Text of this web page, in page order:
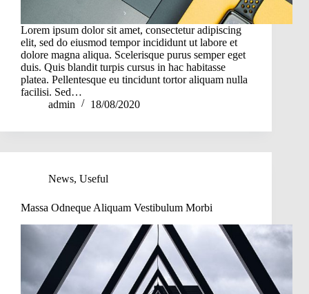
Lorem ipsum dolor sit amet, consectetur adipiscing
elit, sed do eiusmod tempor incididunt ut labore et
dolore magna aliqua. Scelerisque purus semper eget
duis. Quis blandit turpis cursus in hac habitasse
platea. Pellentesque eu tincidunt tortor aliquam nulla
facilisi. Sed…
admin
18/08/2020
News, Useful
Massa Odneque Aliquam Vestibulum Morbi